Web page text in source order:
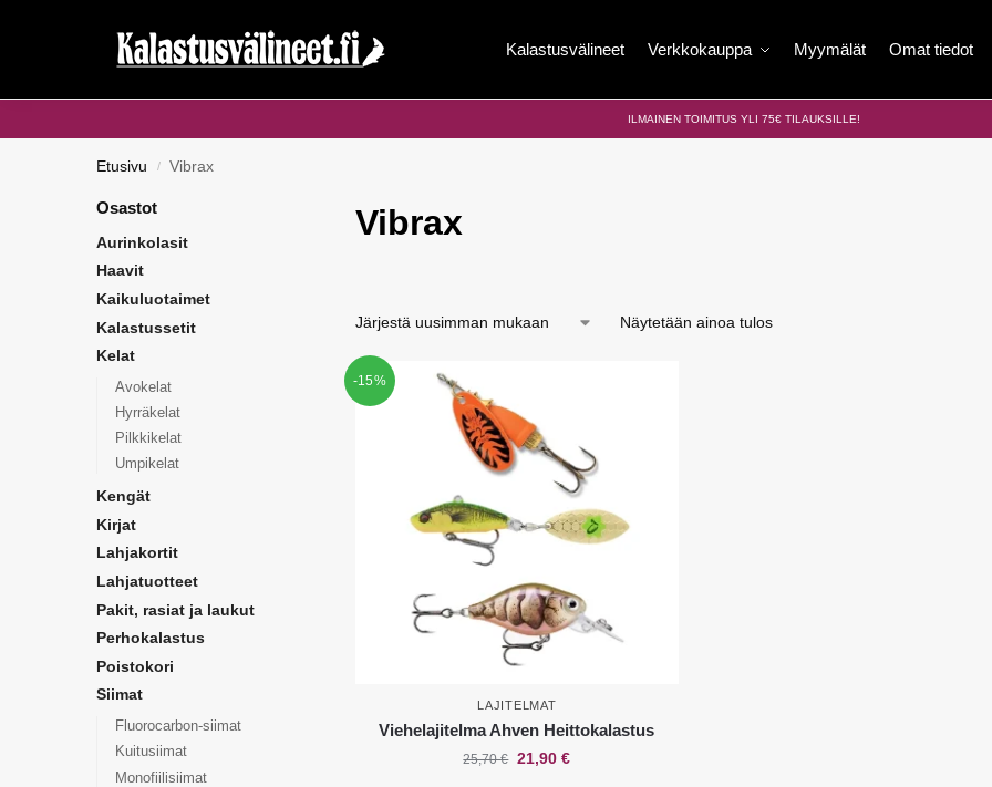
Kalastusvälineet Verkkokauppa Myymälät Omat tiedot
ILMAINEN TOIMITUS YLI 75€ TILAUKSILLE!
Etusivu / Vibrax
Vibrax
Näytetään ainoa tulos
-15%
LAJITELMAT
Viehelajitelma Ahven Heittokalastus
25,70€ 21,90€
Osastot
Aurinkolasit
Haavit
Kaikuluotaimet
Kalastussetit
Kelat
Avokelat
Hyrräkelat
Pilkkikelat
Umpikelat
Kengät
Kirjat
Lahjakortit
Lahjatuotteet
Pakit, rasiat ja laukut
Perhokalastus
Poistokori
Siimat
Fluorocarbon-siimat
Kuitusiimat
Monofiilisiimat